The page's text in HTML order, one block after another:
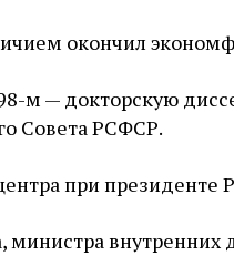
окончил
м — докторскую
Совета РСФСР.
при президенте
министра внутренних